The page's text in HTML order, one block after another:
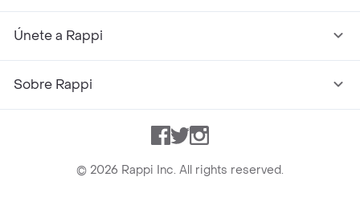
Únete a Rappi
Sobre Rappi
Facebook
TwitterInstagram
© 2026 Rappi Inc. All rights reserved.